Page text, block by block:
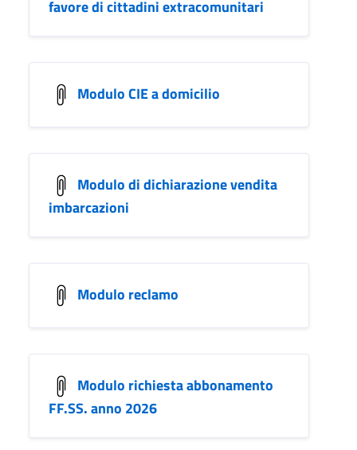
favore di cittadini extracomunitari
Modulo CIE a domicilio
Modulo di dichiarazione vendita
imbarcazioni
Modulo reclamo
Modulo richiesta abbonamento
FF.SS. anno 2026